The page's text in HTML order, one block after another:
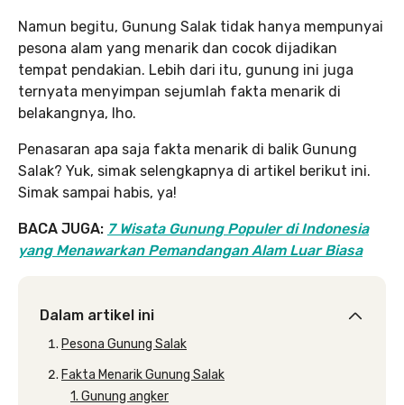
Namun begitu, Gunung Salak tidak hanya mempunyai
pesona alam yang menarik dan cocok dijadikan
tempat pendakian. Lebih dari itu, gunung ini juga
ternyata menyimpan sejumlah fakta menarik di
belakangnya, lho.
Penasaran apa saja fakta menarik di balik Gunung
Salak? Yuk, simak selengkapnya di artikel berikut ini.
Simak sampai habis, ya!
BACA JUGA: 7 Wisata Gunung Populer di Indonesia
yang Menawarkan Pemandangan Alam Luar Biasa
Dalam artikel ini
Pesona Gunung Salak
Fakta Menarik Gunung Salak
1. Gunung angker